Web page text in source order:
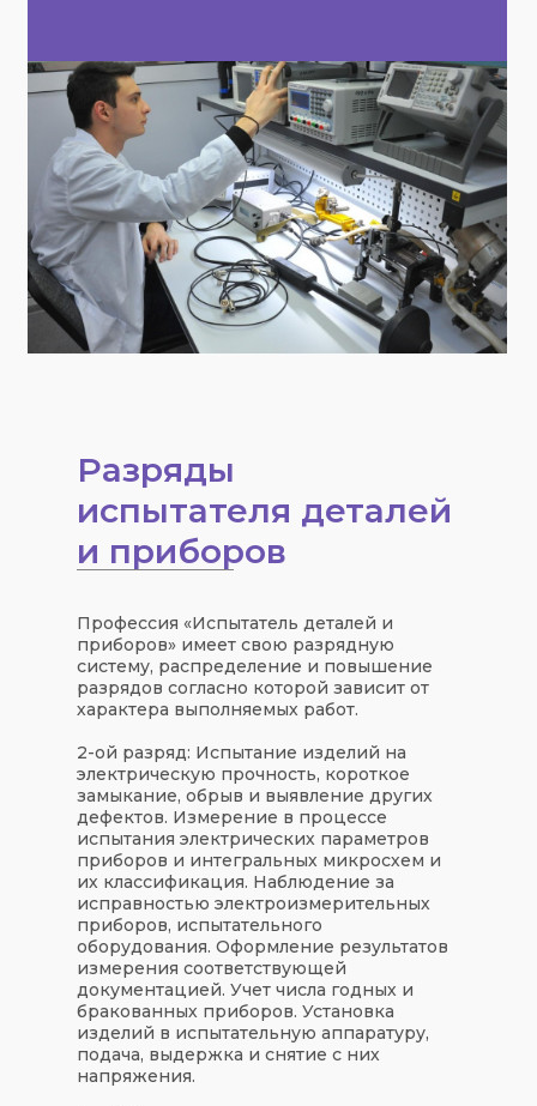
Разряды
испытателя деталей
и приборов
Профессия «Испытатель деталей и
приборов» имеет свою разрядную
систему, распределение и повышение
разрядов согласно которой зависит от
характера выполняемых работ.
2-ой разряд: Испытание изделий на
электрическую прочность, короткое
замыкание, обрыв и выявление других
дефектов. Измерение в процессе
испытания электрических параметров
приборов и интегральных микросхем и
их классификация. Наблюдение за
исправностью электроизмерительных
приборов, испытательного
оборудования. Оформление результатов
измерения соответствующей
документацией. Учет числа годных и
бракованных приборов. Установка
изделий в испытательную аппаратуру,
подача, выдержка и снятие с них
напряжения.